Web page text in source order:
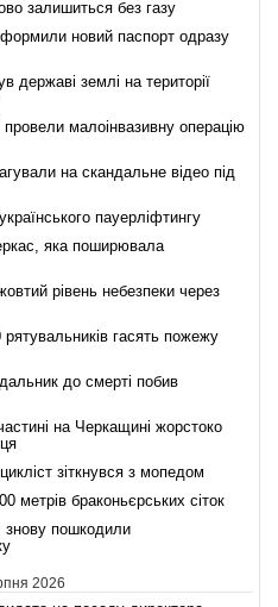
залишиться без газу
новий паспорт одразу
державі землі на території
провели малоінвазивну операцію
на скандальне відео під
пауерліфтингу
яка поширювала
рівень небезпеки через
гасять пожежу
до смерті побив
на Черкащині жорстоко
зіткнувся з мопедом
метрів браконьєрських сіток
знову пошкодили
2026